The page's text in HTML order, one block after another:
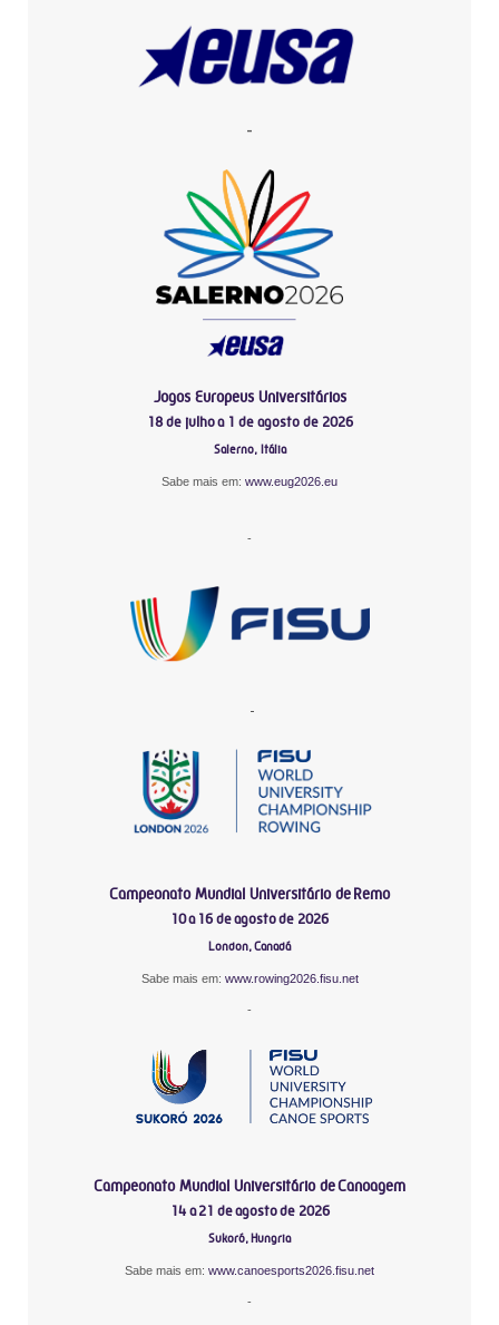
-
Jogos Europeus Universitários
18 de julho a 1 de agosto de 2026
Salerno, Itália
Sabe mais em: www.eug2026.eu
-
-
Campeonato Mundial Universitário de Remo
10 a 16 de agosto de 2026
London, Canadá
Sabe mais em: www.rowing2026.fisu.net
-
Campeonato Mundial Universitário de Canoagem
14 a 21 de agosto de 2026
Sukoró, Hungria
Sabe mais em: www.canoesports2026.fisu.net
-